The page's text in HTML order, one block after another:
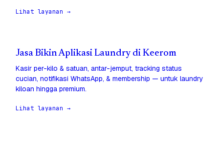
Lihat layanan →
Jasa Bikin Aplikasi Laundry di Keerom
Kasir per-kilo & satuan, antar-jemput, tracking status
cucian, notifikasi WhatsApp, & membership — untuk laundry
kiloan hingga premium.
Lihat layanan →